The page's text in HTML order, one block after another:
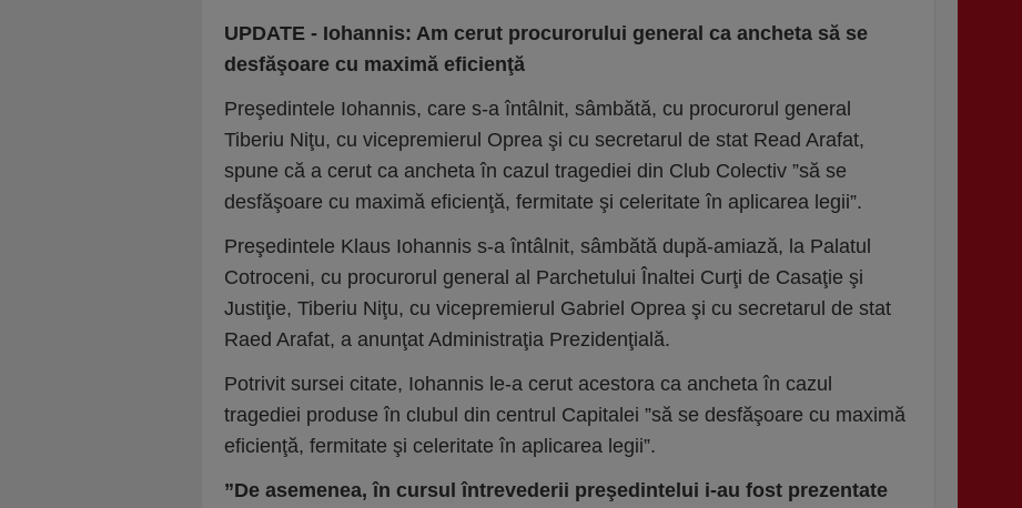
UPDATE - Iohannis: Am cerut procurorului general ca ancheta să se
desfăşoare cu maximă eficienţă
Preşedintele Iohannis, care s-a întâlnit, sâmbătă, cu procurorul general
Tiberiu Niţu, cu vicepremierul Oprea şi cu secretarul de stat Read Arafat,
spune că a cerut ca ancheta în cazul tragediei din Club Colectiv ”să se
desfăşoare cu maximă eficienţă, fermitate şi celeritate în aplicarea legii”.
Preşedintele Klaus Iohannis s-a întâlnit, sâmbătă după-amiază, la Palatul
Cotroceni, cu procurorul general al Parchetului Înaltei Curţi de Casaţie şi
Justiţie, Tiberiu Niţu, cu vicepremierul Gabriel Oprea şi cu secretarul de stat
Raed Arafat, a anunţat Administraţia Prezidenţială.
Potrivit sursei citate, Iohannis le-a cerut acestora ca ancheta în cazul
tragediei produse în clubul din centrul Capitalei ”să se desfăşoare cu maximă
eficienţă, fermitate şi celeritate în aplicarea legii”.
”De asemenea, în cursul întrevederii preşedintelui i-au fost prezentate